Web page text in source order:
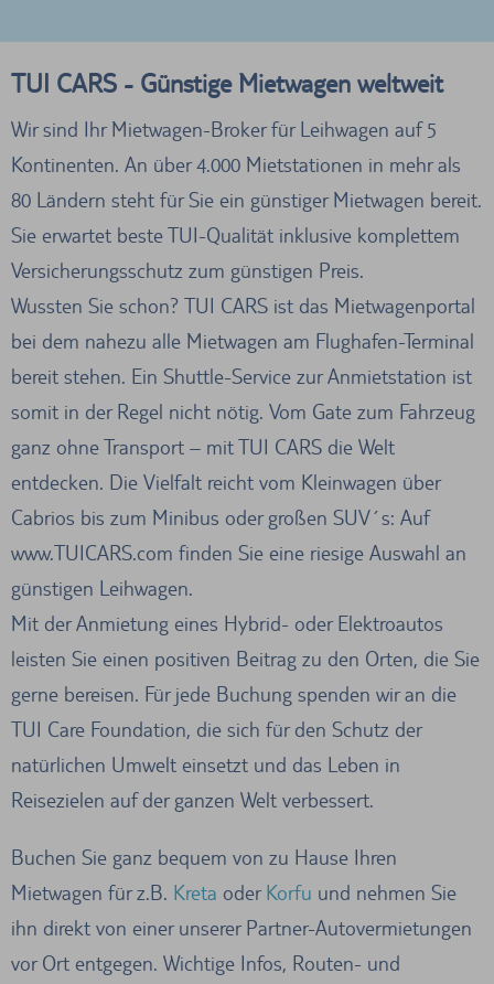
TUI CARS - Günstige Mietwagen weltweit
Wir sind Ihr Mietwagen-Broker für Leihwagen auf 5
Kontinenten. An über 4.000 Mietstationen in mehr als
80 Ländern steht für Sie ein günstiger Mietwagen bereit.
Sie erwartet beste TUI-Qualität inklusive komplettem
Versicherungsschutz zum günstigen Preis.
Wussten Sie schon? TUI CARS ist das Mietwagenportal
bei dem nahezu alle Mietwagen am Flughafen-Terminal
bereit stehen. Ein Shuttle-Service zur Anmietstation ist
somit in der Regel nicht nötig. Vom Gate zum Fahrzeug
ganz ohne Transport – mit TUI CARS die Welt
entdecken. Die Vielfalt reicht vom Kleinwagen über
Cabrios bis zum Minibus oder großen SUV´s: Auf
www.TUICARS.com finden Sie eine riesige Auswahl an
günstigen Leihwagen.
Mit der Anmietung eines Hybrid- oder Elektroautos
leisten Sie einen positiven Beitrag zu den Orten, die Sie
gerne bereisen. Für jede Buchung spenden wir an die
TUI Care Foundation, die sich für den Schutz der
natürlichen Umwelt einsetzt und das Leben in
Reisezielen auf der ganzen Welt verbessert.
Buchen Sie ganz bequem von zu Hause Ihren
Mietwagen für z.B. Kreta oderKorfu und nehmen Sie
ihn direkt von einer unserer Partner-Autovermietungen
vor Ort entgegen. Wichtige Infos, Routen- und